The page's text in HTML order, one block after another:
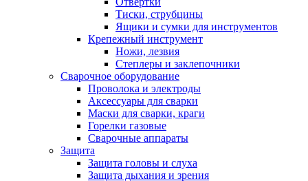
Тиски, струбцины
Ящики и сумки для инструментов
Крепежный инструмент
Ножи, лезвия
Степлеры и заклепочники
Сварочное оборудование
Проволока и электроды
Аксессуары для сварки
Маски для сварки, краги
Горелки газовые
Сварочные аппараты
Защита
Защита головы и слуха
Защита дыхания и зрения